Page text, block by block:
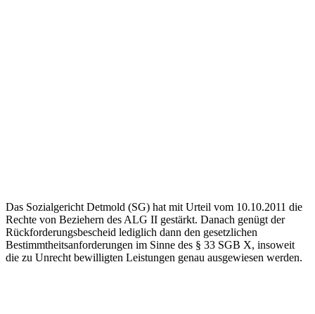
Das Sozialgericht Detmold (SG) hat mit Urteil vom 10.10.2011 die
Rechte von Beziehern des ALG II gestärkt. Danach genügt der
Rückforderungsbescheid lediglich dann den gesetzlichen
Bestimmtheitsanforderungen im Sinne des § 33 SGB X, insoweit
die zu Unrecht bewilligten Leistungen genau ausgewiesen werden.